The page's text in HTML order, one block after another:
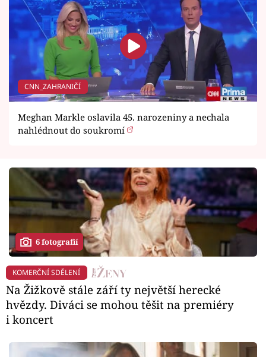
CNN_ZAHRANIČÍ
Meghan Markle oslavila 45. narozeniny a nechala
nahlédnout do soukromí
6 fotografií
KOMERČNÍ SDĚLENÍ
Na Žižkově stále září ty největší herecké
hvězdy. Diváci se mohou těšit na premiéry
i koncert